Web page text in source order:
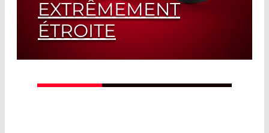
EXTRÊMEMENT
ÉTROITE
Taux de transmission supérieur à 85 %